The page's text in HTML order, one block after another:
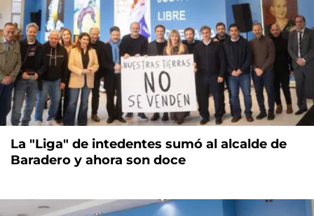
La "Liga" de intedentes sumó al alcalde de
Baradero y ahora son doce